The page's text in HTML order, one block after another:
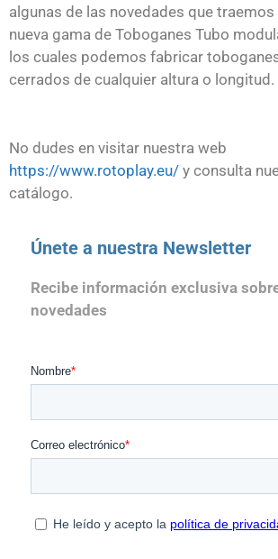
algunas de las novedades que
nueva gama de Toboganes Tubo
los cuales podemos fabricar
cerrados de cualquier altura o longitud.
No dudes en visitar nuestra web
https://www.rotoplay.eu/ y consulta
catálogo.
Únete a nuestra Newsletter
Recibe información exclusiva
novedades